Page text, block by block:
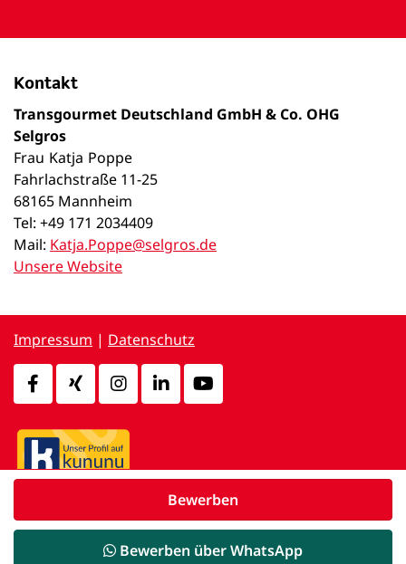
Kontakt
Transgourmet Deutschland GmbH & Co. OHG
Selgros
Frau Katja Poppe
Fahrlachstraße 11-25
68165 Mannheim
Tel: +49 171 2034409
Mail: Katja.Poppe@selgros.de
Unsere Website
Bewerben über WhatsApp
Bewerben
Impressum | Datenschutz